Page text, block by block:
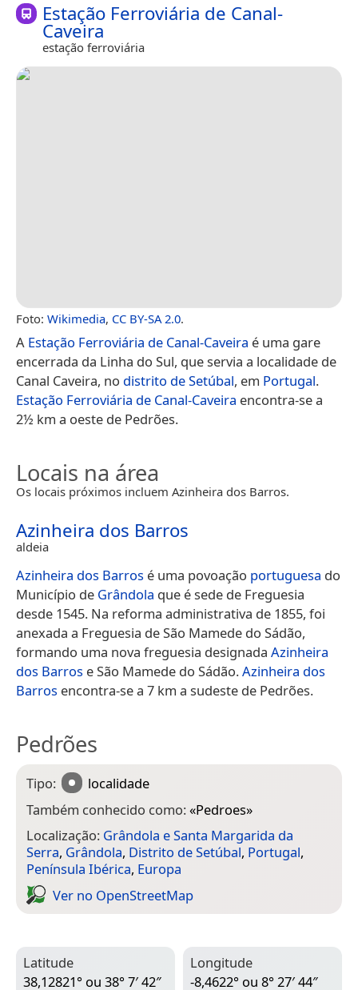
Estação Ferroviária de Canal-
Caveira
estação ferroviária
Foto: Wikimedia, CC BY-SA 2.0.
A Estação Ferroviária de Canal-Caveira é uma gare
encerrada da Linha do Sul, que servia a localidade de
Canal Caveira, no distrito de Setúbal, em Portugal.
Estação Ferroviária de Canal-Caveira encontra-se a
2½ km a oeste de Pedrões.
Locais na área
Os locais próximos incluem Azinheira dos Barros.
Azinheira dos Barros
aldeia
Azinheira dos Barros é uma povoação portuguesa do
Município de Grândola que é sede de Freguesia
desde 1545. Na reforma administrativa de 1855, foi
anexada a Freguesia de São Mamede do Sádão,
formando uma nova freguesia designada Azinheira
dos Barros e São Mamede do Sádão.Azinheira dos
Barros encontra-se a 7 km a sudeste de Pedrões.
Pedrões
Tipo:
localidade
Também conhecido como:«Pedroes»
Localização: Grândola e Santa Margarida da
Serra, Grândola, Distrito de Setúbal, Portugal,
Península Ibérica, Europa
Ver no Open­Street­Map
Latitude
38,12821° ou 38° 7′ 42″
Longitude
-8,4622° ou 8° 27′ 44″